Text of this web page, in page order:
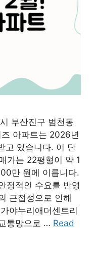
부산진구 범천동
아파트는 2026년
고 있습니다. 이 단
가는 22평형이 약 1
만 원에 이릅니다.
정적인 수요를 반영
근접성으로 인해
야누리애더센트리
통망으로 … Read